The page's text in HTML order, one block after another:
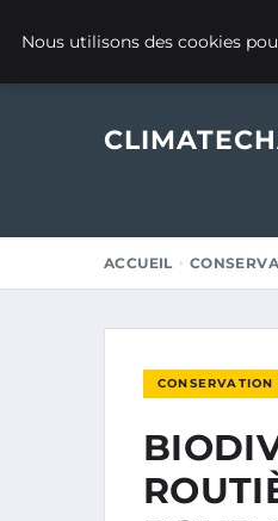
ACCUEIL
Nous utilisons des cookies